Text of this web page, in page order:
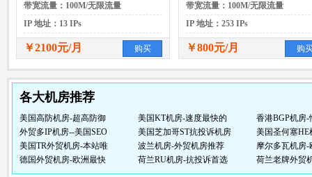
带宽流量：100M/无限流量
IP 地址：13 IPs
￥2100元/月 购买
带宽流量：100M/无限流量
IP 地址：253 IPs
￥800元/月 购
各大机房推荐
美国高防机房-超高防御 美国KT机房-速度最快的
香港BGP机房-
外贸多IP机房--美国SEO
美国芝加哥ST抗投诉机房
美国圣何塞HE
美国TR外贸机房-本站唯
波兰机房-外贸机房推荐
摩尔多瓦机房-
德国外贸机房-欧洲最快
荷兰RU机房-抗投诉首选 荷兰老牌外贸